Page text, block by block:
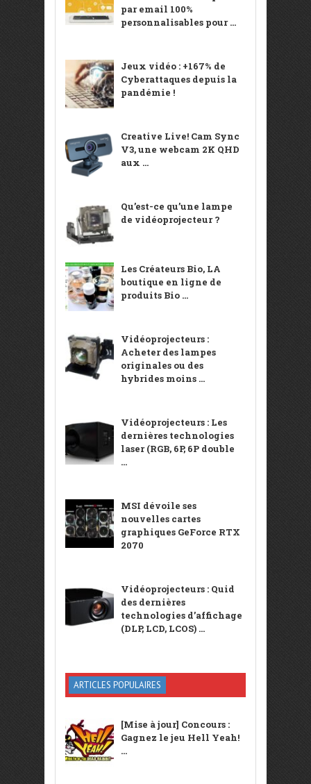
par email 100%
personnalisables pour ...
Jeux vidéo : +167% de
Cyberattaques depuis la
pandémie !
Creative Live! Cam Sync
V3, une webcam 2K QHD
aux ...
Qu’est-ce qu’une lampe
de vidéoprojecteur ?
Les Créateurs Bio, LA
boutique en ligne de
produits Bio ...
Vidéoprojecteurs :
Acheter des lampes
originales ou des
hybrides moins ...
Vidéoprojecteurs : Les
dernières technologies
laser (RGB, 6P, 6P double
...
MSI dévoile ses
nouvelles cartes
graphiques GeForce RTX
2070
Vidéoprojecteurs : Quid
des dernières
technologies d’affichage
(DLP, LCD, LCOS) ...
ARTICLES POPULAIRES
[Mise à jour] Concours :
Gagnez le jeu Hell Yeah!
...